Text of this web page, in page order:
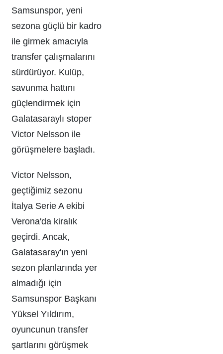
Samsunspor, yeni
sezona güçlü bir kadro
ile girmek amacıyla
transfer çalışmalarını
sürdürüyor. Kulüp,
savunma hattını
güçlendirmek için
Galatasaraylı stoper
Victor Nelsson ile
görüşmelere başladı.
Victor Nelsson,
geçtiğimiz sezonu
İtalya Serie A ekibi
Verona'da kiralık
geçirdi. Ancak,
Galatasaray'ın yeni
sezon planlarında yer
almadığı için
Samsunspor Başkanı
Yüksel Yıldırım,
oyuncunun transfer
şartlarını görüşmek